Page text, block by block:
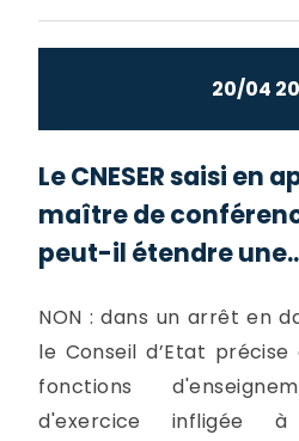
20/04
Le CNESER saisi en
maître de
peut-il étendre
NON : dans un arrêt en
le Conseil d’Etat
fonctions
d'exercice infligée